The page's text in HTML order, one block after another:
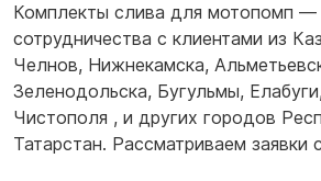
Комплекты слива для мотопомп —
сотрудничества с клиентами из
Челнов, Нижнекамска,
Зеленодольска, Бугульмы, Елабуги
Чистополя , и других городов
Татарстан. Рассматриваем заявки